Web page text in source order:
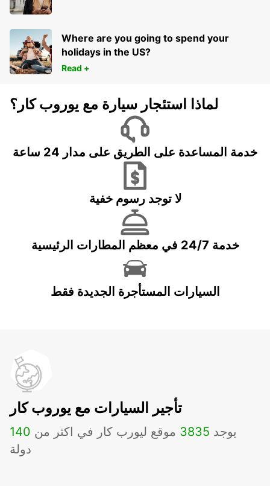
Where are you going to spend your
holidays in the US?
Read +
لماذا استئجار سيارة مع يوروب كار؟
خدمة المساعدة على الطريق على مدار 24 ساعة
لا توجد رسوم خفية
خدمة 24/7 في معظم المطارات الرئيسية
السيارات المستأجرة الجديدة فقط
تأجير السيارات مع يوروب كار
يوجد 3835 موقع ليورب كار في اكثر من 140
دولة